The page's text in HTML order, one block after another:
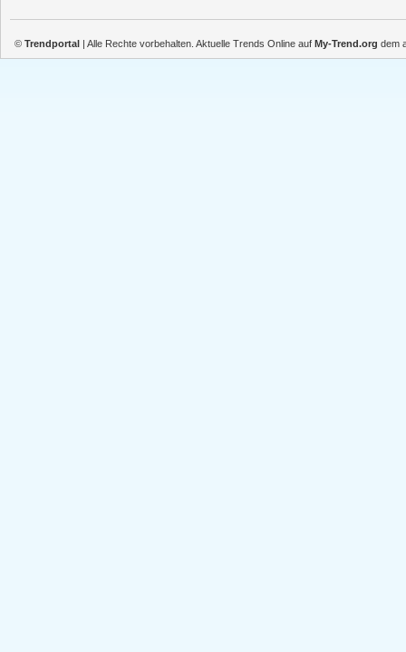
© Trendportal | Alle Rechte vorbehalten. Aktuelle Trends Online auf My-Trend.org dem